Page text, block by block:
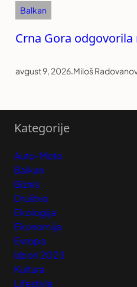
Balkan
Crna Gora
avgust 9, 2026.Miloš
Kategorije
Auto-Moto
Balkan
Biznis
Društvo
Ekologija
Ekonomija
Evropa
Izbori 2023
Kultura
Lifestyle